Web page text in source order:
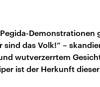
Demonstrationen
sind das Volk!“ –
wutverzerrtem
ist der Herkunft